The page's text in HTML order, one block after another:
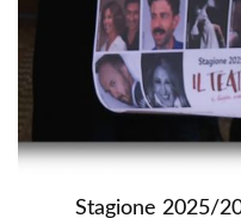
Stagione 2025/